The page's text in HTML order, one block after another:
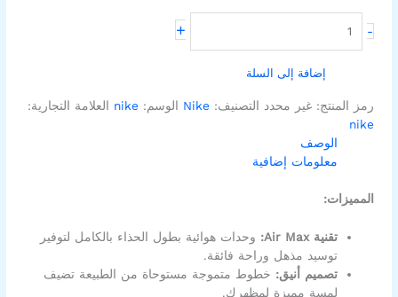
-
+
إضافة إلى السلة
رمز المنتج:غير محدد التصنيف: Nike الوسم: nike العلامة التجارية:
nike
الوصف
معلومات إضافية
المميزات:
تقنية Air Max:
وحدات هوائية بطول الحذاء بالكامل لتوفير
توسيد مذهل وراحة فائقة.
تصميم أنيق: خطوط متموجة مستوحاة من الطبيعة تضيف
لمسة مميزة لمظهرك.